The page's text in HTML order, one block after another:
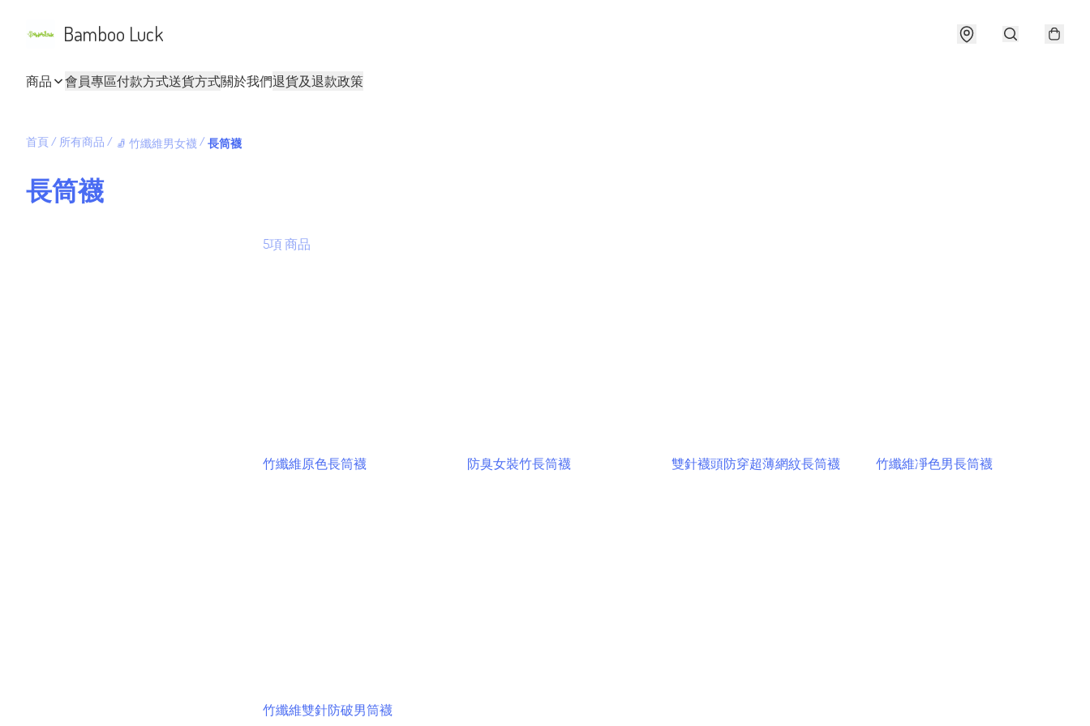
Bamboo Luck
商品 會員專區付款方式送貨方式關於我們退貨及退款政策
首頁 / 所有商品 / 🧦 竹纖維男女襪 /長筒襪
長筒襪
5項 商品
竹纖維原色長筒襪 防臭女裝竹長筒襪 雙針襪頭防穿超薄網紋長筒襪 竹纖維凈色男長筒襪
竹纖維雙針防破男筒襪